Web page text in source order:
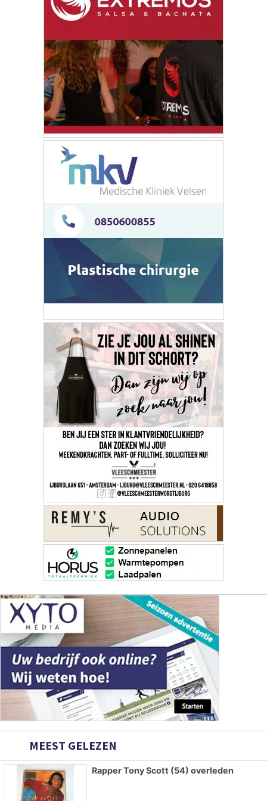
MEEST GELEZEN
Rapper Tony Scott (54) overleden